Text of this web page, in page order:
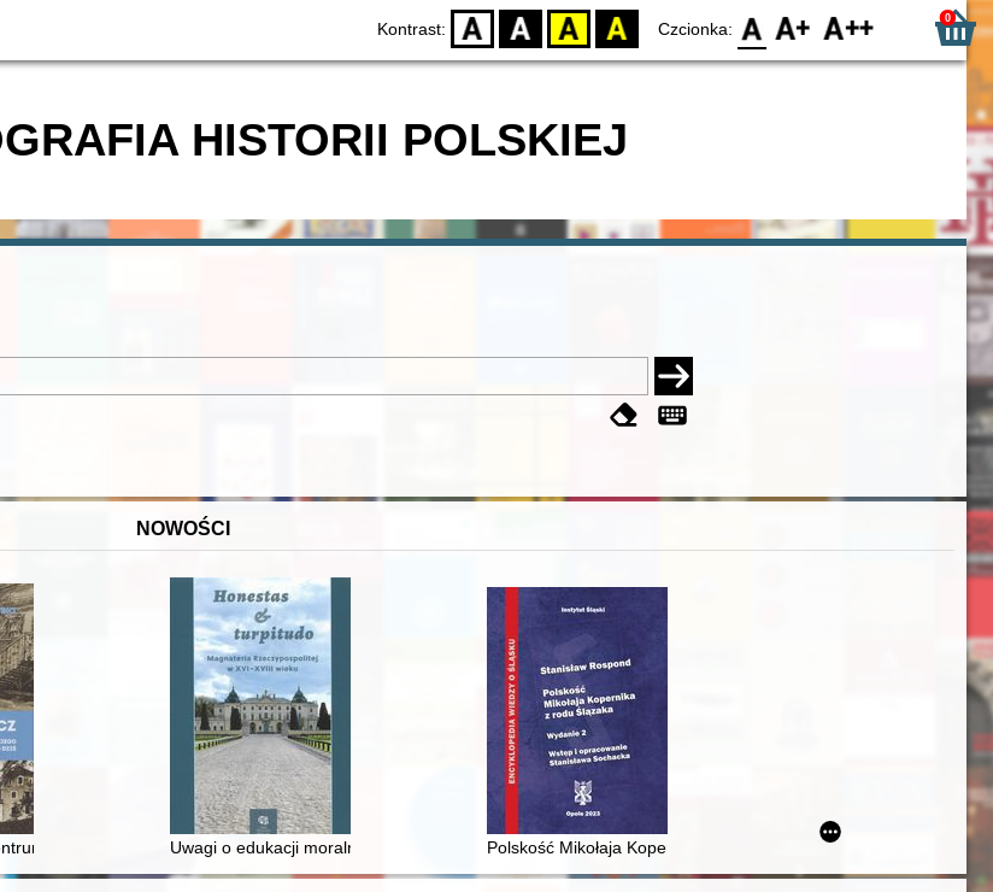
Kontrast: D BW YB BY Czcionka: F0 F1 F2 0
HISTORII POLSKIEJ
NOWOŚCI
lokalnego mieszczaństwa w 2. poł. XIX w
poligonu drawskiego od średniowiecza do dziś
Uwagi o edukacji moralnej synów szlacheckich w XVI-wiecznej Rzeczypospolitej
Polskość Mikołaja Kopernika z rodu Ślązaka